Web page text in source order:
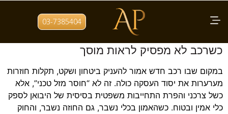
03-7385404 תגית: זכויות צרכן ברכב חדש
עורך דין לדיני מוסכים מסביר: מה עושים
כשרכב לא מפסיק לראות מוסך
במקום שבו רכב חדש אמור להעניק ביטחון ושקט, תקלות חוזרות
מערערות את יסוד העסקה כולה. זה לא “חוסר מזל טכני”, אלא
כשל צרכני והפרת התחייבות משפטית בסיסית של היבואן לספק
כלי אמין ובטוח. כשהאמון בכלי נשבר, גם החוזה נשבר, והחוק